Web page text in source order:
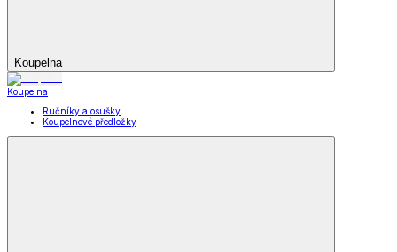
Koupelna
Koupelna
Ručníky a osušky
Koupelnové předložky